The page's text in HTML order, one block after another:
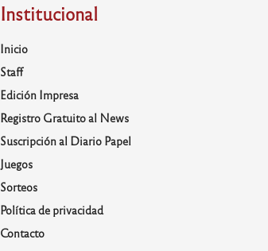
Institucional
Inicio
Staff
Edición Impresa
Registro Gratuito al News
Suscripción al Diario Papel
Juegos
Sorteos
Política de privacidad
Contacto